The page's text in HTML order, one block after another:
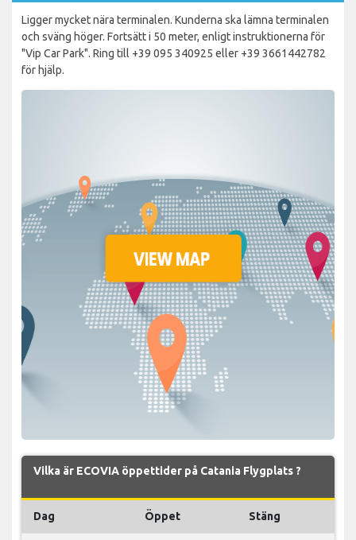
Ligger mycket nära terminalen. Kunderna ska lämna terminalen
och sväng höger. Fortsätt i 50 meter, enligt instruktionerna för
"Vip Car Park". Ring till +39 095 340925 eller +39 3661442782
för hjälp.
Vilka är ECOVIA öppettider på Catania Flygplats ?
Dag Öppet Stäng